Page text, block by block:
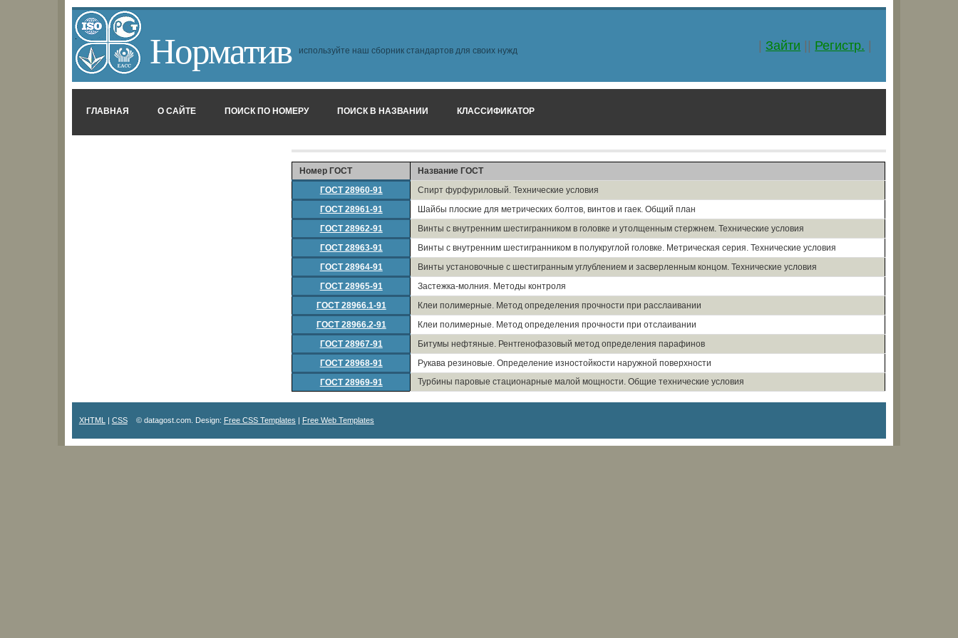
Норматив используйте наш сборник стандартов для своих нужд Зайти Регистр.
ГЛАВНАЯ О САЙТЕ ПОИСК ПО НОМЕРУ ПОИСК В НАЗВАНИИ КЛАССИФИКАТОР
Номер ГОСТ
Название ГОСТ
ГОСТ 28960-91
Спирт фурфуриловый. Технические условия
ГОСТ 28961-91
Шайбы плоские для метрических болтов, винтов и гаек. Общий план
ГОСТ 28962-91
Винты с внутренним шестигранником в головке и утолщенным стержнем. Технические условия
ГОСТ 28963-91
Винты с внутренним шестигранником в полукруглой головке. Метрическая серия. Технические условия
ГОСТ 28964-91
Винты установочные с шестигранным углублением и засверленным концом. Технические условия
ГОСТ 28965-91
Застежка-молния. Методы контроля
ГОСТ 28966.1-91
Клеи полимерные. Метод определения прочности при расслаивании
ГОСТ 28966.2-91
Клеи полимерные. Метод определения прочности при отслаивании
ГОСТ 28967-91
Битумы нефтяные. Рентгенофазовый метод определения парафинов
ГОСТ 28968-91
Рукава резиновые. Определение изностойкости наружной поверхности
ГОСТ 28969-91
Турбины паровые стационарные малой мощности. Общие технические условия
XHTML | CSS© datagost.com. Design: Free CSS Templates | Free Web Templates